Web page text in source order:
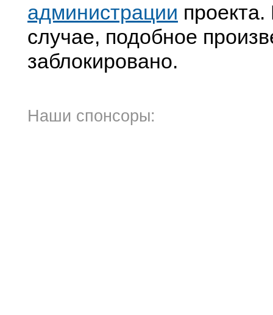
администрации
случае, подобное
заблокировано.
Наши спонсоры: